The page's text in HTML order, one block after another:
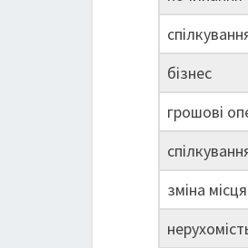
бізнес
грошові
зміна